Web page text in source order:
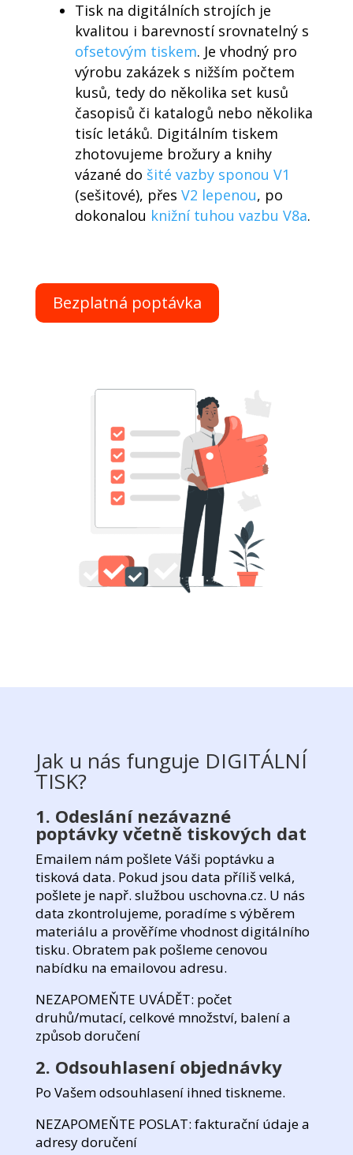
Tisk na digitálních strojích je
kvalitou i barevností srovnatelný s
ofsetovým tiskem. Je vhodný pro
výrobu zakázek s nižším počtem
kusů, tedy do několika set kusů
časopisů či katalogů nebo několika
tisíc letáků. Digitálním tiskem
zhotovujeme brožury a knihy
vázané do šité vazby sponou V1
(sešitové), přes V2 lepenou, po
dokonalou knižní tuhou vazbu V8a.
Bezplatná poptávka
Jak u nás funguje DIGITÁLNÍ
TISK?
1. Odeslání nezávazné
poptávky včetně tiskových dat
Emailem nám pošlete Váši poptávku a
tisková data. Pokud jsou data příliš velká,
pošlete je např. službou uschovna.cz. U nás
data zkontrolujeme, poradíme s výběrem
materiálu a prověříme vhodnost digitálního
tisku. Obratem pak pošleme cenovou
nabídku na emailovou adresu.
NEZAPOMEŇTE UVÁDĚT: počet
druhů/mutací, celkové množství, balení a
způsob doručení
2. Odsouhlasení objednávky
Po Vašem odsouhlasení ihned tiskneme.
NEZAPOMEŇTE POSLAT: fakturační údaje a
adresy doručení